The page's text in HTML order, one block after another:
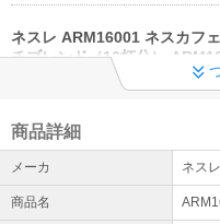
ネスレ ARM16001 ネスカフ
チブレンド（16杯分）
■深いコクとキレのある味わい
ローストされたコーヒーの豊かな
ら立ち上ります。上質なアラビカ
フルーティーな後味をお楽しみく
サイズ： 高さ 120mm 幅 120mm
商品詳細
メーカ ネスレ
商品名